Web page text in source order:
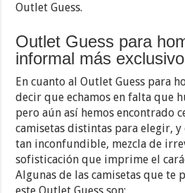
Outlet Guess.
Outlet Guess para
informal más exclusivo
En cuanto al Outlet Guess para
decir que echamos en falta que
pero aún así hemos encontrado
camisetas distintas para elegir, y
tan inconfundible, mezcla de
sofisticación que imprime el
Algunas de las camisetas que te